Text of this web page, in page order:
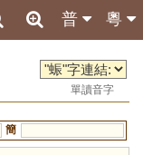
粵
普
單讀音字
簡